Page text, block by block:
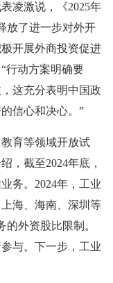
凌激说，《2025年
放了进一步对外开
开展外商投资促进
行动方案明确要
这充分表明中国政
信心和决心。”
育等领域开放试
，截至2024年底，
务。2024年，工业
海、海南、深圳等
外资股比限制。
与。下一步，工业